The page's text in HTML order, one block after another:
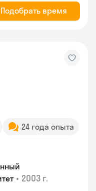
Подобрать время
24 года опыта
• 2003 г.